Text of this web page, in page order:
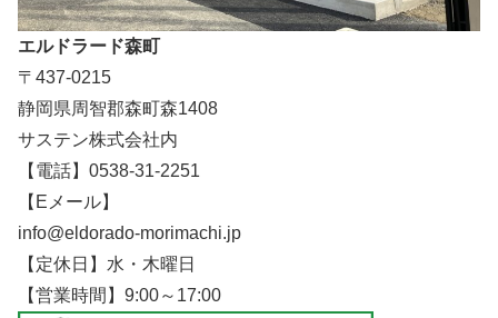
エルドラード森町
〒437-0215
静岡県周智郡森町森1408
サステン株式会社内
【電話】0538-31-2251
【Eメール】
info@eldorado-morimachi.jp
【定休日】水・木曜日
【営業時間】9:00～17:00